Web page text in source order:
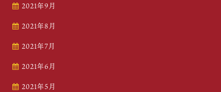
2021年9月
2021年8月
2021年7月
2021年6月
2021年5月